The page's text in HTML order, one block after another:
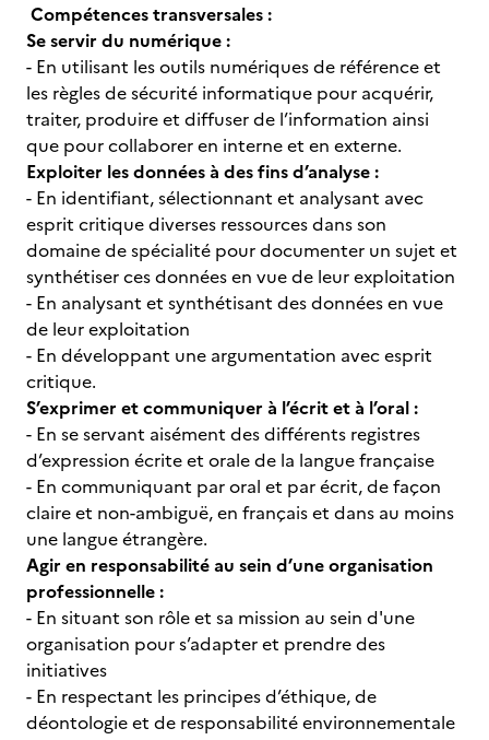
Compétences transversales :
Se servir du numérique :
- En utilisant les outils numériques de référence et
les règles de sécurité informatique pour acquérir,
traiter, produire et diffuser de l’information ainsi
que pour collaborer en interne et en externe.
Exploiter les données à des fins d’analyse :
- En identifiant, sélectionnant et analysant avec
esprit critique diverses ressources dans son
domaine de spécialité pour documenter un sujet et
synthétiser ces données en vue de leur exploitation
- En analysant et synthétisant des données en vue
de leur exploitation
- En développant une argumentation avec esprit
critique.
S’exprimer et communiquer à l’écrit et à l’oral :
- En se servant aisément des différents registres
d’expression écrite et orale de la langue française
- En communiquant par oral et par écrit, de façon
claire et non-ambiguë, en français et dans au moins
une langue étrangère.
Agir en responsabilité au sein d’une organisation
professionnelle :
- En situant son rôle et sa mission au sein d'une
organisation pour s’adapter et prendre des
initiatives
- En respectant les principes d’éthique, de
déontologie et de responsabilité environnementale